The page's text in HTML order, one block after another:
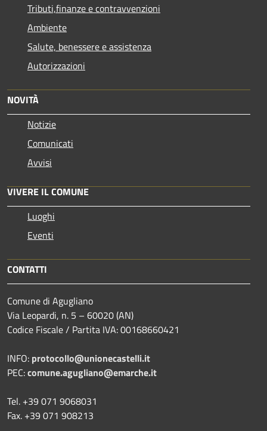
Tributi,finanze e contravvenzioni
Ambiente
Salute, benessere e assistenza
Autorizzazioni
NOVITÀ
Notizie
Comunicati
Avvisi
VIVERE IL COMUNE
Luoghi
Eventi
CONTATTI
Comune di Agugliano
Via Leopardi, n. 5 – 60020 (AN)
Codice Fiscale / Partita IVA: 00168660421
INFO: protocollo@unionecastelli.it
PEC:comune.agugliano@emarche.it
Tel. +39 071 9068031
Fax. +39 071 908213